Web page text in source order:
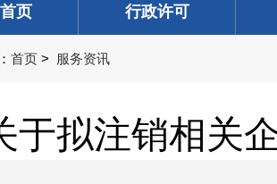
页 行政许可
首页 > 服务资讯
于拟注销相关